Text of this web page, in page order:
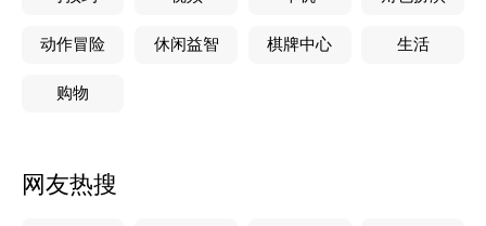
动作冒险 休闲益智 棋牌中心 生活
购物
网友热搜